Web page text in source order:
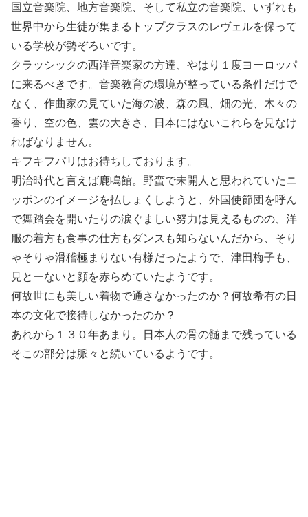
国立音楽院、地方音楽院、そして私立の音楽院、いずれも
世界中から生徒が集まるトップクラスのレヴェルを保って
いる学校が勢ぞろいです。
クラッシックの西洋音楽家の方達、やはり１度ヨーロッパ
に来るべきです。音楽教育の環境が整っている条件だけで
なく、作曲家の見ていた海の波、森の風、畑の光、木々の
香り、空の色、雲の大きさ、日本にはないこれらを見なけ
ればなりません。
キフキフパリはお待ちしております。
明治時代と言えば鹿鳴館。野蛮で未開人と思われていたニ
ッポンのイメージを払しょくしようと、外国使節団を呼ん
で舞踏会を開いたりの涙ぐましい努力は見えるものの、洋
服の着方も食事の仕方もダンスも知らないんだから、そり
ゃそりゃ滑稽極まりない有様だったようで、津田梅子も、
見とーないと顔を赤らめていたようです。
何故世にも美しい着物で通さなかったのか？何故希有の日
本の文化で接待しなかったのか？
あれから１３０年あまり。日本人の骨の髄まで残っている
そこの部分は脈々と続いているようです。